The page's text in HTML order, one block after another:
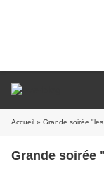
Accueil » Grande soirée
Grande soirée